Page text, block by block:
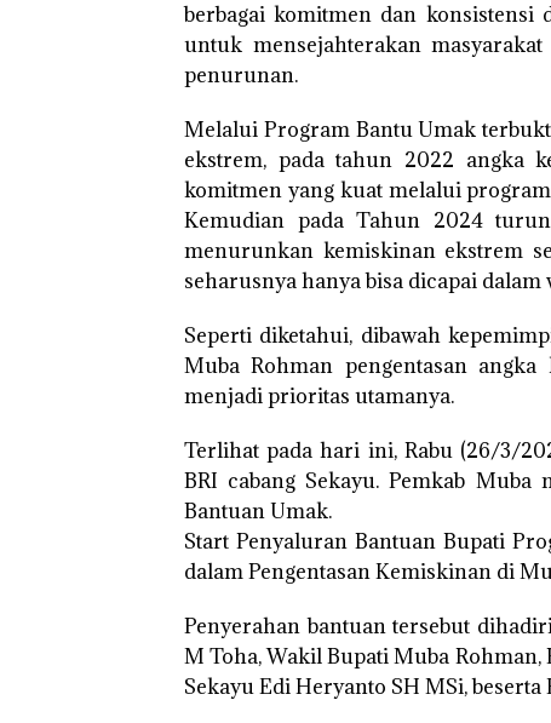
berbagai komitmen dan konsistensi
untuk mensejahterakan
penurunan.
Melalui Program Bantu Umak
ekstrem, pada tahun 2022 angka
komitmen yang kuat melalui
Kemudian pada Tahun 2024
menurunkan kemiskinan ekstrem
seharusnya hanya bisa dicapai dalam
Seperti diketahui, dibawah
Muba Rohman pengentasan
menjadi prioritas utamanya.
Terlihat pada hari ini, Rabu (26/3/
BRI cabang Sekayu. Pemkab
Bantuan Umak.
Start Penyaluran Bantuan Bupati
dalam Pengentasan Kemiskinan di
Penyerahan bantuan tersebut
M Toha, Wakil Bupati Muba Rohman,
Sekayu Edi Heryanto SH MSi,